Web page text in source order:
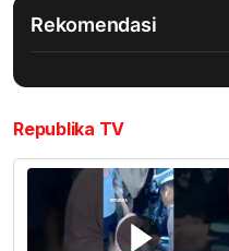
Rekomendasi
Republika TV